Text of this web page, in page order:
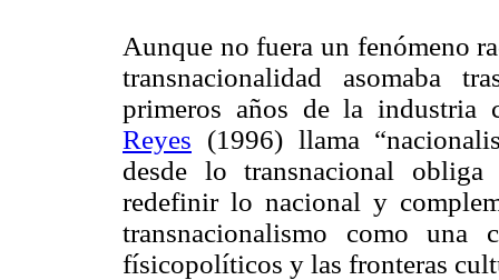
Aunque no fuera un fenómeno
transnacionalidad asomaba
primeros años de la industria
Reyes (1996) llama
desde lo transnacional
redefinir lo nacional y
transnacionalismo como una
físicopolíticos y las fronteras